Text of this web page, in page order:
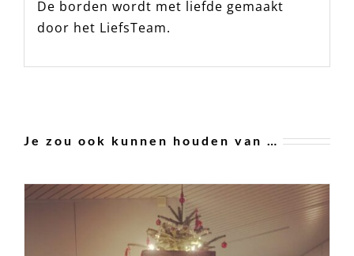
De borden wordt met liefde gemaakt
door het LiefsTeam.
Je zou ook kunnen houden van …